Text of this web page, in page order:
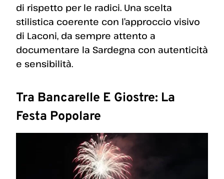
di rispetto per le radici. Una scelta
stilistica coerente con l’approccio visivo
di Laconi, da sempre attento a
documentare la Sardegna con autenticità
e sensibilità.
Tra Bancarelle E Giostre: La
Festa Popolare